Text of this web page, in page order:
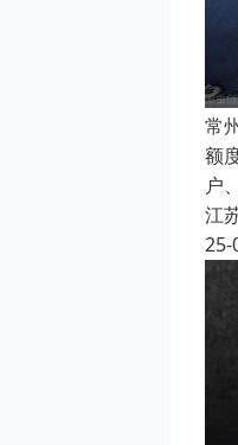
常
额
户
江
25-